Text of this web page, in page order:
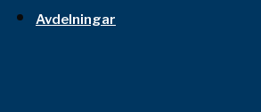
Avdelningar